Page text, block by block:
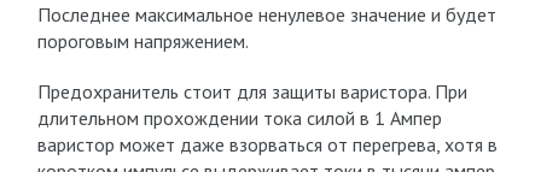
Последнее максимальное ненулевое значение и будет
пороговым напряжением.
Предохранитель стоит для защиты варистора. При
длительном прохождении тока силой в 1 Ампер
варистор может даже взорваться от перегрева, хотя в